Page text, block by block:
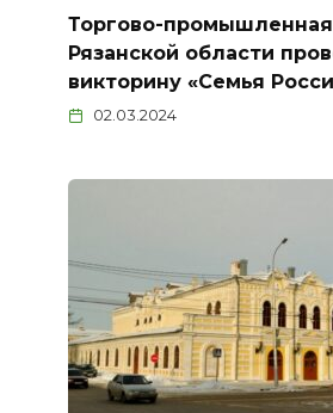
Торгово-промышленная
Рязанской области
викторину «Семья
02.03.2024